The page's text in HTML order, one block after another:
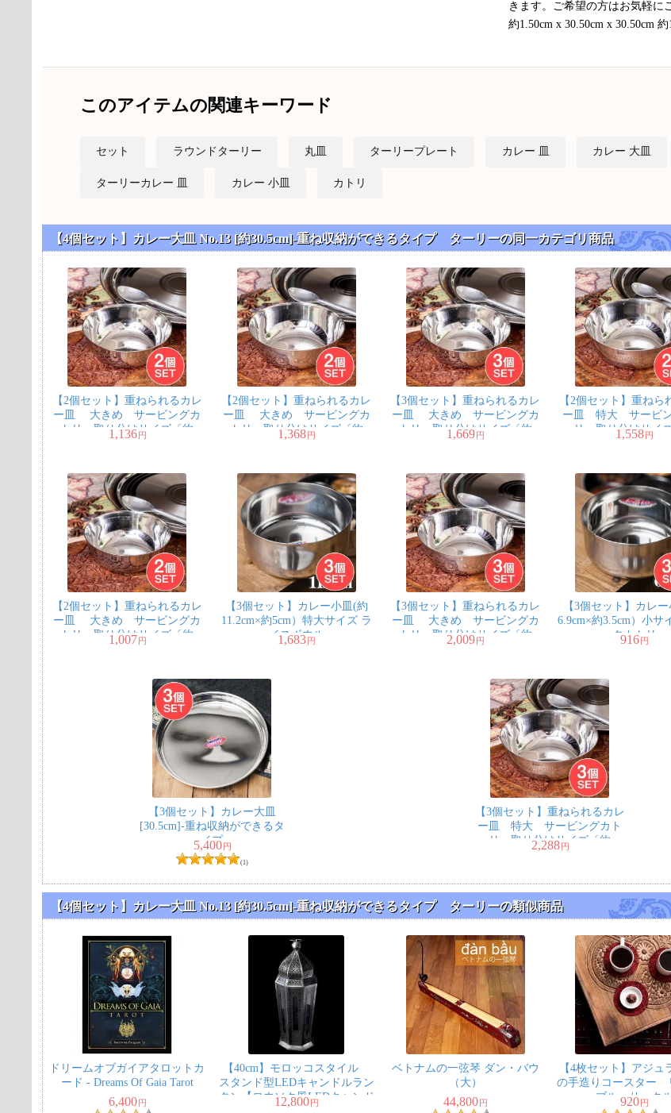
きます。ご希望の方はお気軽に
約1.50cm x 30.50cm x 30.50cm 約
このアイテムの関連キーワード
セット ラウンドターリー 丸皿 ターリープレート カレー 皿 カレー 大皿
ターリーカレー 皿 カレー 小皿 カトリ
【4個セット】カレー大皿 No.13 [約30.5cm]-重ね収納ができるタイプ ターリーの同一カテゴリ商品
【2個セット】重ねられるカレ
ー皿 大きめ サービングカ
トリ 取り分けサイズ〔約
13.7cm×約4.7cm 約500ml〕
1,136 円
【2個セット】重ねられるカレ
ー皿 大きめ サービングカ
トリ 取り分けサイズ〔約
14.7cm×約5.1cm 約600ml〕
1,368 円
【3個セット】重ねられるカレ
ー皿 大きめ サービングカ
トリ 取り分けサイズ〔約
13.7cm×約4.7cm 約500ml〕
1,669 円
【2個セット】重ねら
ー皿 特大 サービン
リ 取り分けサイ
16.5cm×約6cm 約
1,558 円
【2個セット】重ねられるカレ
ー皿 大きめ サービングカ
トリ 取り分けサイズ〔約
12.8cm×約4.6cm 約400ml〕
1,007 円
【3個セット】カレー小皿(約
11.2cm×約5cm）特大サイズ ラ
イスボウル
1,683 円
【3個セット】重ねられるカレ
ー皿 大きめ サービングカ
トリ 取り分けサイズ〔約
14.7cm×約5.1cm 約600ml〕
2,009 円
【3個セット】カレ
6.9cm×約3.5cm）小サ
タカトリ
916 円
【3個セット】カレー大皿
[30.5cm]-重ね収納ができるタ
イプ
5,400 円
(1)
【3個セット】重ねられるカレ
ー皿 特大 サービングカト
リ 取り分けサイズ〔約
16.5cm×約6cm 約900ml〕
2,288 円
【4個セット】カレー大皿 No.13 [約30.5cm]-重ね収納ができるタイプ ターリーの類似商品
ドリームオブガイアタロットカ
ード - Dreams Of Gaia Tarot
6,400 円
【40cm】モロッコスタイル
スタンド型LEDキャンドルラン
タン【ロウソク風LEDキャンド
12,800 円
ベトナムの一弦琴 ダン・バウ
（大）
44,800 円
【4枚セット】アジュ
の手造りコースター
ブル サークル
920 円